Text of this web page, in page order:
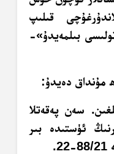
قىلىپ
بىلمەيدۇ»-
مۇنداق دەيدۇ:
سەن پەقەتلا
ئۈستىدە بىر